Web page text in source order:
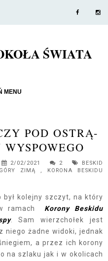
ŚWIATA
MENU
POD OSTRĄ-
2/02/2021 2
BESKID
GÓRY ZIMĄ , KORONA BESKIDU
kolejny szczyt, na który
ramach Korony Beskidu
. Sam wierzchołek jest
niego żadne widoki, jednak
a przez ich korony
na szlaku jak i w okolicach